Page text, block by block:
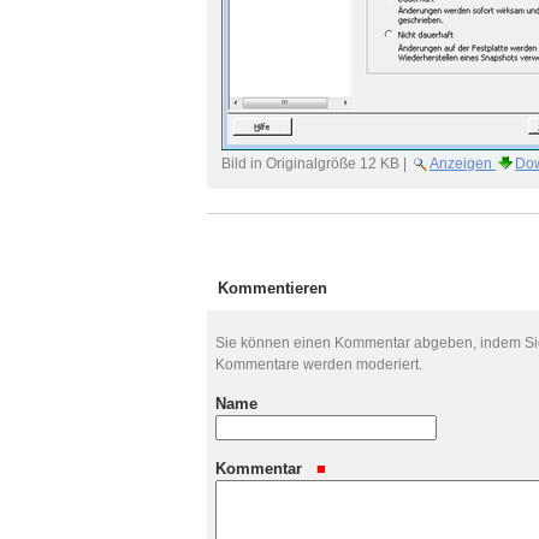
Bild in Originalgröße 12 KB Anzeigen
Artikelaktionen
Kommentieren
Sie können einen Kommentar abgeben, indem
Kommentare werden moderiert.
Name
Kommentar